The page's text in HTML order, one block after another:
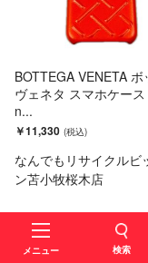
BOTTEGA VENETA ボ
ヴェネタ スマホケー
n...
￥11,330
なんでもリサイクルビ
ン苫小牧桜木店
メニュー 検索